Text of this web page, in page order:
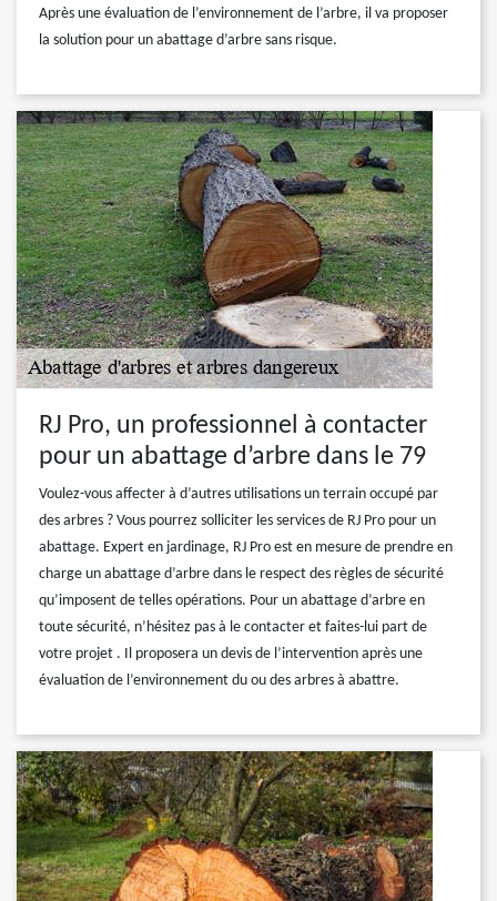
Après une évaluation de l’environnement de l’arbre, il va proposer
la solution pour un abattage d’arbre sans risque.
RJ Pro, un professionnel à contacter
pour un abattage d’arbre dans le 79
Voulez-vous affecter à d’autres utilisations un terrain occupé par
des arbres ? Vous pourrez solliciter les services de RJ Pro pour un
abattage. Expert en jardinage, RJ Pro est en mesure de prendre en
charge un abattage d’arbre dans le respect des règles de sécurité
qu’imposent de telles opérations. Pour un abattage d’arbre en
toute sécurité, n’hésitez pas à le contacter et faites-lui part de
votre projet . Il proposera un devis de l’intervention après une
évaluation de l’environnement du ou des arbres à abattre.